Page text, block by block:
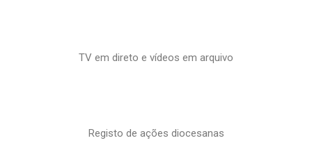
TV em direto e vídeos em arquivo
Registo de ações diocesanas